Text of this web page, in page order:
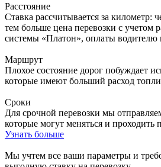
Расстояние
Ставка рассчитывается за километр:
тем больше цена перевозки с учетом
системы «Платон», оплаты водителю
Маршрут
Плохое состояние дорог побуждает
которые имеют больший расход
Сроки
Для срочной перевозки мы
которые могут меняться и проходить
Узнать больше
Мы учтем все ваши параметры и